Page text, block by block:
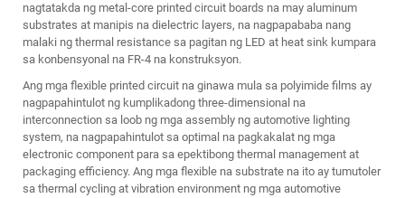
nagtatakda ng metal-core printed circuit boards na may aluminum
substrates at manipis na dielectric layers, na nagpapababa nang
malaki ng thermal resistance sa pagitan ng LED at heat sink kumpara
sa konbensyonal na FR-4 na konstruksyon.
Ang mga flexible printed circuit na ginawa mula sa polyimide films ay
nagpapahintulot ng kumplikadong three-dimensional na
interconnection sa loob ng mga assembly ng automotive lighting
system, na nagpapahintulot sa optimal na pagkakalat ng mga
electronic component para sa epektibong thermal management at
packaging efficiency. Ang mga flexible na substrate na ito ay tumutoler
sa thermal cycling at vibration environment ng mga automotive